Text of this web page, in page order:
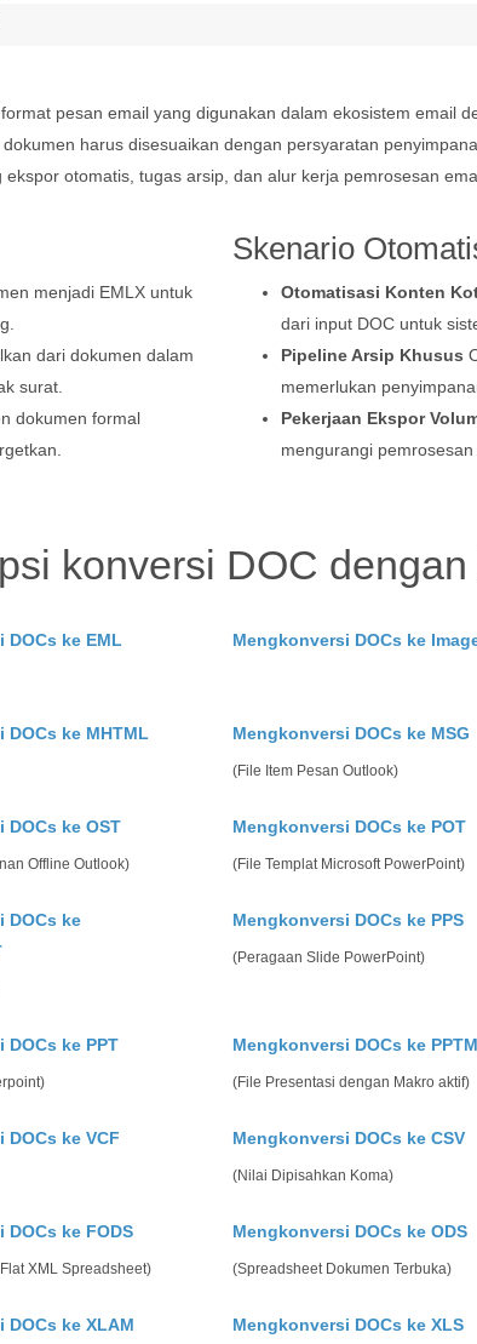
pesan email yang digunakan dalam ekosistem email
harus disesuaikan dengan persyaratan
otomatis, tugas arsip, dan alur kerja pemrosesan
menjadi EMLX untuk
dari dokumen dalam
surat.
dokumen formal
Skenario
Otomatisasi Konten
dari input DOC untuk
Pipeline Arsip Khusus
memerlukan
Pekerjaan Ekspor
mengurangi
konversi DOC dengan
DOCs ke EML Mengkonversi DOCs ke
DOCs ke MHTML Mengkonversi DOCs ke MSG
(File Item Pesan Outlook)
DOCs ke OST
Offline Outlook)
Mengkonversi DOCs ke POT
(File Templat Microsoft PowerPoint)
DOCs ke
Mengkonversi DOCs ke PPS
(Peragaan Slide PowerPoint)
DOCs ke PPT Mengkonversi DOCs ke PPTM
(File Presentasi dengan Makro aktif)
ke VCF Mengkonversi DOCs ke CSV
(Nilai Dipisahkan Koma)
ke FODS
XML Spreadsheet)
Mengkonversi DOCs ke ODS
(Spreadsheet Dokumen Terbuka)
DOCs ke XLAM Mengkonversi DOCs ke XLS